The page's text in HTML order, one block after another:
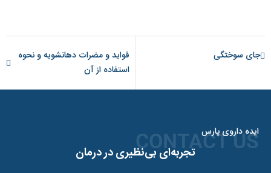
جای سوختگی
فواید و مضرات دهانشویه و نحوه
استفاده از آن
ایده داروی پارس
تجربه‌ای بی‌نظیری در درمانCONTACT US